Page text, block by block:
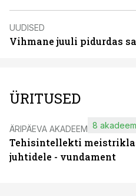
UUDISED
Vihmane juuli pidurdas
ÜRITUSED
ÄRIPÄEVA AKADEEMIA
Tehisintellekti
juhtidele - vundament
8